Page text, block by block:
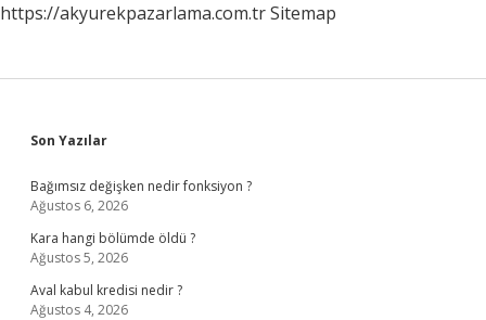
https://akyurekpazarlama.com.trSitemap
Sidebar
Son Yazılar
Bağımsız değişken nedir fonksiyon ?
Ağustos 6, 2026
Kara hangi bölümde öldü ?
Ağustos 5, 2026
Aval kabul kredisi nedir ?
Ağustos 4, 2026